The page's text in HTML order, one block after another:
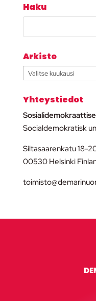
Haku
Arkisto
Arkisto
Yhteystiedot
Socialdemokratisk
Siltasaarenkatu 18-
00530 Helsinki